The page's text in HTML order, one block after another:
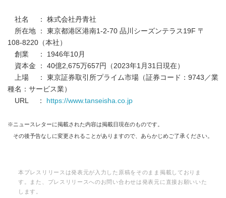
社名 ： 株式会社丹⻘社
所在地 ： 東京都港区港南1-2-70 品川シーズンテラス19F 〒
108-8220（本社）
創業 ： 1946年10月
資本⾦ ： 40億2,675万657円（2023年1⽉31⽇現在）
上場 ： 東京証券取引所プライム市場（証券コード：9743／業
種名：サービス業）
URL ：
https://www.tanseisha.co.jp
※ニュースレターに掲載された内容は掲載⽇現在のものです。
その後予告なしに変更されることがありますので、あらかじめご了承ください。
本プレスリリースは発表元が入力した原稿をそのまま掲載しておりま
す。また、プレスリリースへのお問い合わせは発表元に直接お願いいた
します。